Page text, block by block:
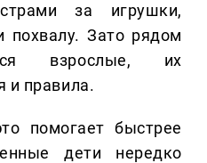
за игрушки,
похвалу. Зато рядом
взрослые, их
и правила.
помогает быстрее
дети нередко